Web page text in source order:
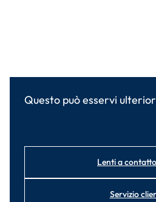
Questo può esservi
Lenti a
Servizio